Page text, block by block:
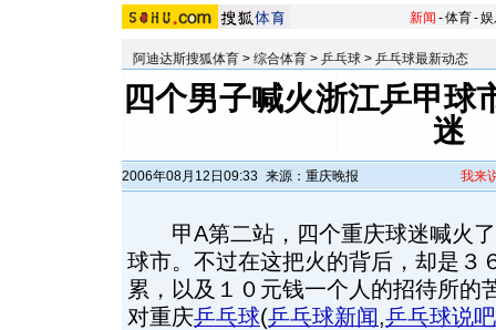
新闻 -体育-
阿迪达斯搜狐体育 > 综合体育 > 乒乓球 > 乒乓球最新动态
四个男子喊火浙江乒甲球
迷
2006年08月12日09:33 来源：重庆晚报 我来
甲A第二站，四个重庆球迷喊火了
球市。不过在这把火的背后，却是３
累，以及１０元钱一个人的招待所的
对重庆乒乓球(乒乓球新闻,乒乓球说吧